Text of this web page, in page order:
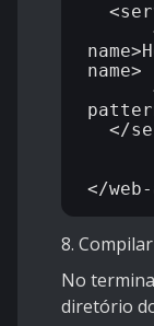
name>
</
8.
No
diretório